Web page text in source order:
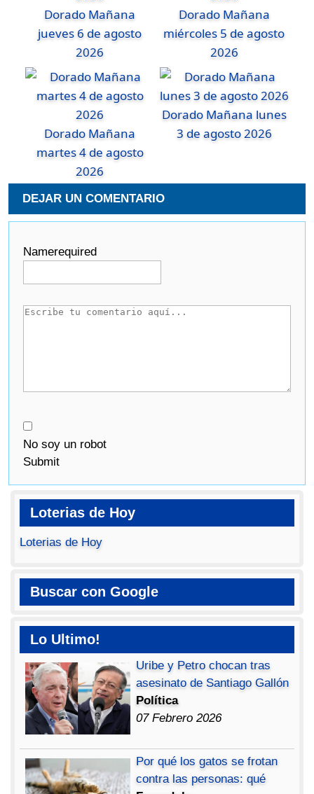
Dorado Mañana
jueves 6 de agosto
2026
Dorado Mañana
miércoles 5 de agosto
2026
Dorado Mañana
martes 4 de agosto
2026
Dorado Mañana lunes
3 de agosto 2026
DEJAR UN COMENTARIO
Namerequired
No soy un robot
Submit
Loterias de Hoy
Loterias de Hoy
Buscar con Google
Lo Ultimo!
Uribe y Petro chocan tras
asesinato de Santiago Gallón
Política
07 Febrero 2026
Por qué los gatos se frotan
contra las personas: qué